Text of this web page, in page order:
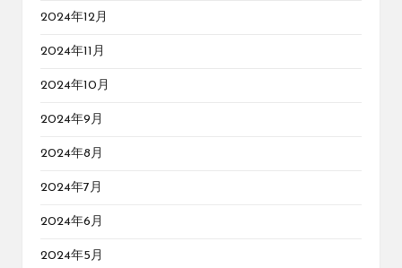
2024年12月
2024年11月
2024年10月
2024年9月
2024年8月
2024年7月
2024年6月
2024年5月